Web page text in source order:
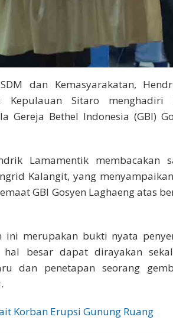
dan Kemasyarakatan,
Kepulauan Sitaro
Gereja Bethel Indonesia (GBI)
Lamamentik membacakan
Kalangit, yang
GBI Gosyen Laghaeng atas
ini merupakan bukti nyata
besar dapat dirayakan
dan penetapan seorang
Korban Erupsi Gunung Ruang